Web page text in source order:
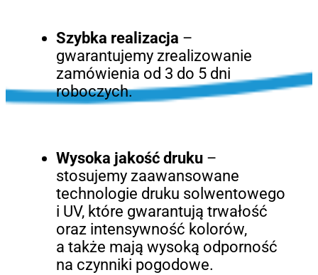
Szybka realizacja –
gwarantujemy zrealizowanie
zamówienia od 3 do 5 dni
roboczych.
Wysoka jakość druku–
stosujemy zaawansowane
technologie druku solwentowego
i UV, które gwarantują trwałość
oraz intensywność kolorów,
a także mają wysoką odporność
na czynniki pogodowe.